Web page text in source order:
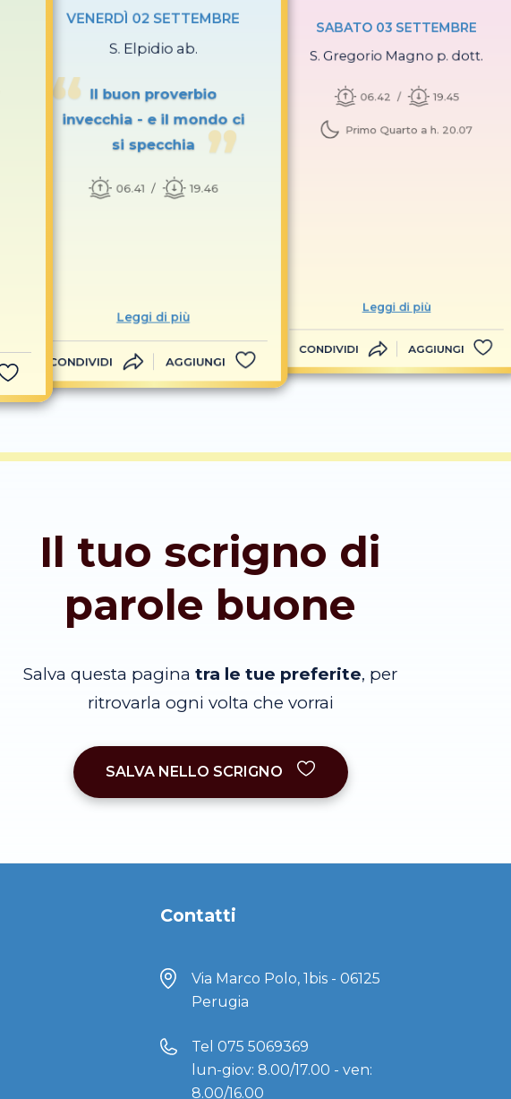
VENERDÌ 02 SETTEMBRE
S. Elpidio ab.
Il buon proverbio
invecchia - e il mondo ci
si specchia
06.41 19.46
Leggi di più
CONDIVIDI AGGIUNGI
SABATO 03 SETTEMBRE
S. Gregorio Magno p. dott.
06.42 19.45
Primo Quarto a h. 20.07
Leggi di più
CONDIVIDI AGGIUNGI
Il tuo scrigno di
parole buone
Salva questa pagina tra le tue preferite, per
ritrovarla ogni volta che vorrai
SALVA NELLO SCRIGNO
Contatti
Via Marco Polo, 1bis - 06125
Perugia
Tel 075 5069369
lun-giov: 8.00/17.00 - ven:
8.00/16.00